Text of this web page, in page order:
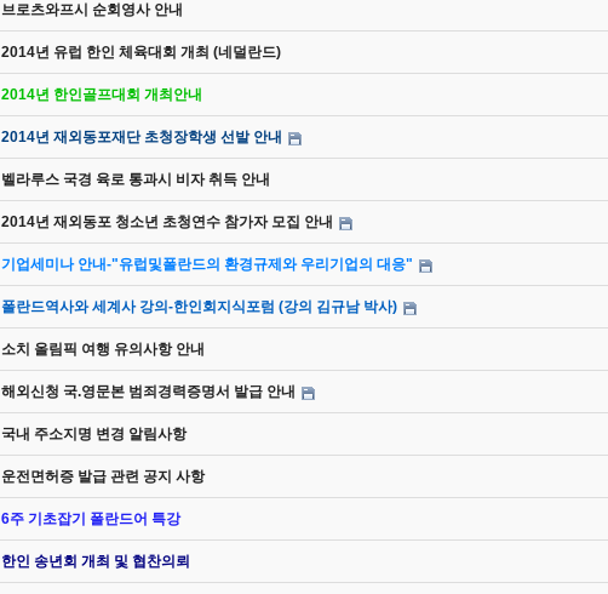
브로츠와프시 순회영사 안내
2014년 유럽 한인 체육대회 개최 (네덜란드)
2014년 한인골프대회 개최안내
2014년 재외동포재단 초청장학생 선발 안내
벨라루스 국경 육로 통과시 비자 취득 안내
2014년 재외동포 청소년 초청연수 참가자 모집 안내
기업세미나 안내-"유럽및폴란드의 환경규제와 우리기업의 대응"
폴란드역사와 세계사 강의-한인회지식포럼 (강의 김규남 박사)
소치 올림픽 여행 유의사항 안내
해외신청 국.영문본 범죄경력증명서 발급 안내
국내 주소지명 변경 알림사항
운전면허증 발급 관련 공지 사항
6주 기초잡기 폴란드어 특강
한인 송년회 개최 및 협찬의뢰